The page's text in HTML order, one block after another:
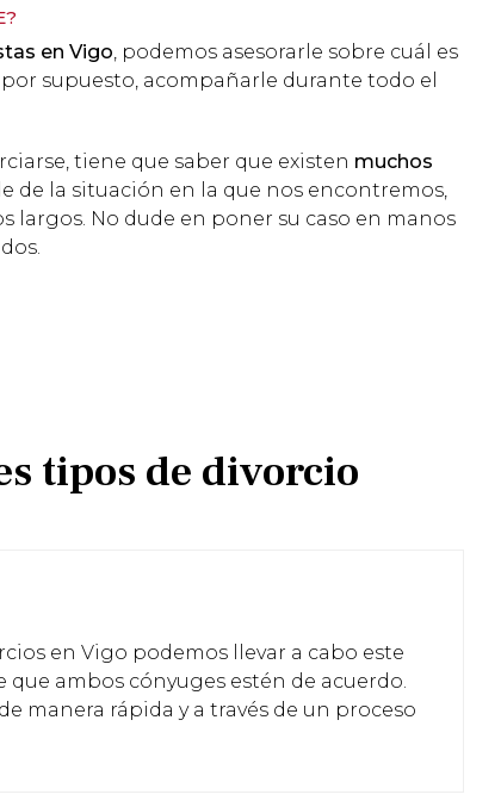
en Vigo, podemos asesorarle sobre cuál es
supuesto, acompañarle durante todo el
tiene que saber que existen muchos
de la situación en la que nos encontremos,
largos. No dude en poner su caso en manos
tipos de divorcio
en Vigo podemos llevar a cabo este
ambos cónyuges estén de acuerdo.
manera rápida y a través de un proceso